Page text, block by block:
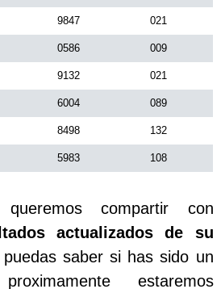
9847 021
0586 009
9132 021
6004 089
8498 132
5983 108
queremos compartir con
actualizados de su
saber si has sido un
estaremos